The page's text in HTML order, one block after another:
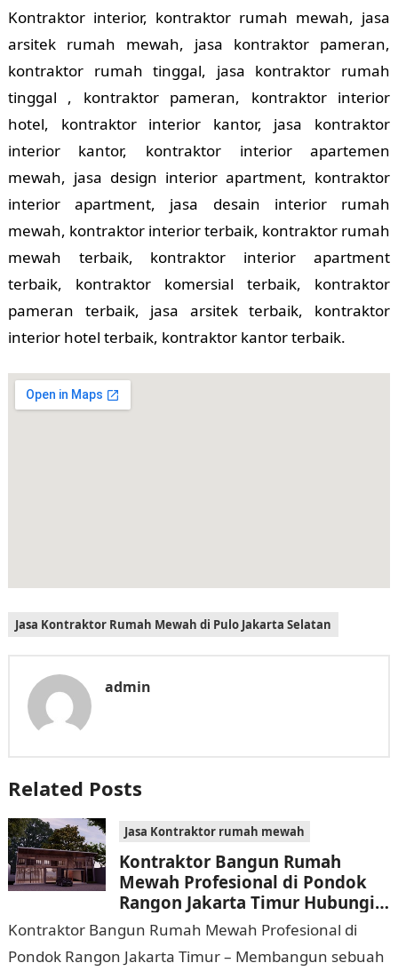
Kontraktor interior, kontraktor rumah mewah, jasa
arsitek rumah mewah, jasa kontraktor pameran,
kontraktor rumah tinggal, jasa kontraktor rumah
tinggal , kontraktor pameran, kontraktor interior
hotel, kontraktor interior kantor, jasa kontraktor
interior kantor, kontraktor interior apartemen
mewah, jasa design interior apartment, kontraktor
interior apartment, jasa desain interior rumah
mewah, kontraktor interior terbaik, kontraktor rumah
mewah terbaik, kontraktor interior apartment
terbaik, kontraktor komersial terbaik, kontraktor
pameran terbaik, jasa arsitek terbaik, kontraktor
interior hotel terbaik, kontraktor kantor terbaik.
Jasa Kontraktor Rumah Mewah di Pulo Jakarta Selatan
admin
Related Posts
Jasa Kontraktor rumah mewah
Kontraktor Bangun Rumah
Mewah Profesional di Pondok
Rangon Jakarta Timur Hubungi
0811 9933 588
Kontraktor Bangun Rumah Mewah Profesional di
Pondok Rangon Jakarta Timur – Membangun sebuah